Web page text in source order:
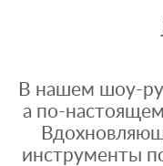
В нашем шоу-
а по-
инструменты